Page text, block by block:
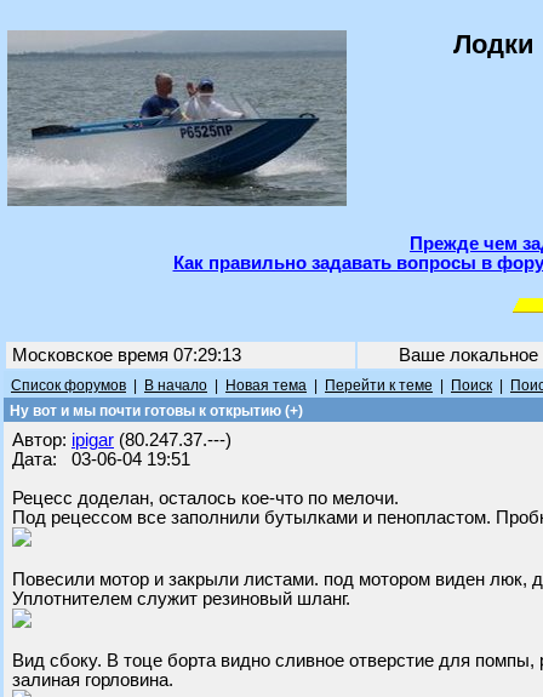
Лодки
Прежде чем
Как правильно задавать вопросы в
Московское время 07:29:13 Ваше
Список форумов В начало Новая тема Перейти к теме Поиск
Ну вот и мы почти готовы к открытию (+)
Автор: ipigar (80.247.37.---)
Дата: 03-06-04 19:51
Рецесс доделан, осталось кое-что по мелочи.
Под рецессом все заполнили бутылками и пенопластом.
Повесили мотор и закрыли листами. под мотором виден люк,
Уплотнителем служит резиновый шланг.
Вид сбоку. В тоце борта видно сливное отверстие для
залиная горловина.